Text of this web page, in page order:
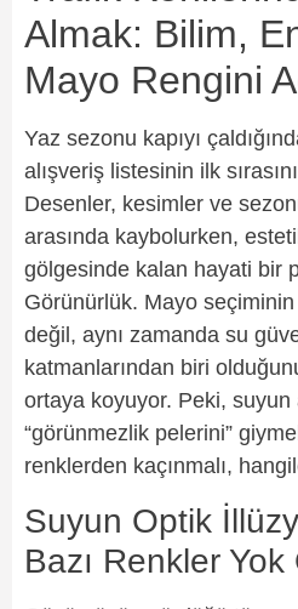
Almak: Bilim,
Mayo Rengini
Yaz sezonu kapıyı
alışveriş listesinin ilk
Desenler, kesimler ve
arasında kaybolurken,
gölgesinde kalan hayati bir
Görünürlük. Mayo
değil, aynı zamanda su
katmanlarından biri
ortaya koyuyor. Peki, suyun
“görünmezlik pelerini”
renklerden kaçınmalı,
Suyun Optik
Bazı Renkler Yok